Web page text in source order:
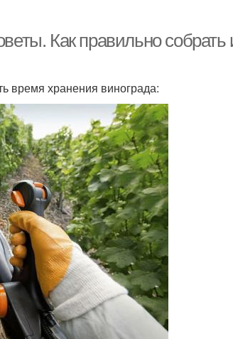
Как правильно собрать
время хранения винограда: